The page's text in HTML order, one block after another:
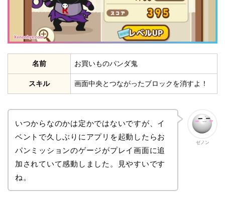
名前 お買いものパンダ鬼
スキル 画面中央とつながったブロックを消すよ！
ゼノン
いつからなのかは定かではないですが、イ
ベントで久しぶりにアプリを起動したらお
パンミッションのゲージがプレイ画面に追
加されていて感動しました。見やすいです
ね。